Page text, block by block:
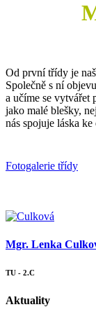
Od první třídy je
Společně s ní
a učíme se vytvářet
jako malé blešky,
nás spojuje láska ke
Fotogalerie třídy
Mgr. Lenka
TU - 2.C
Aktuality